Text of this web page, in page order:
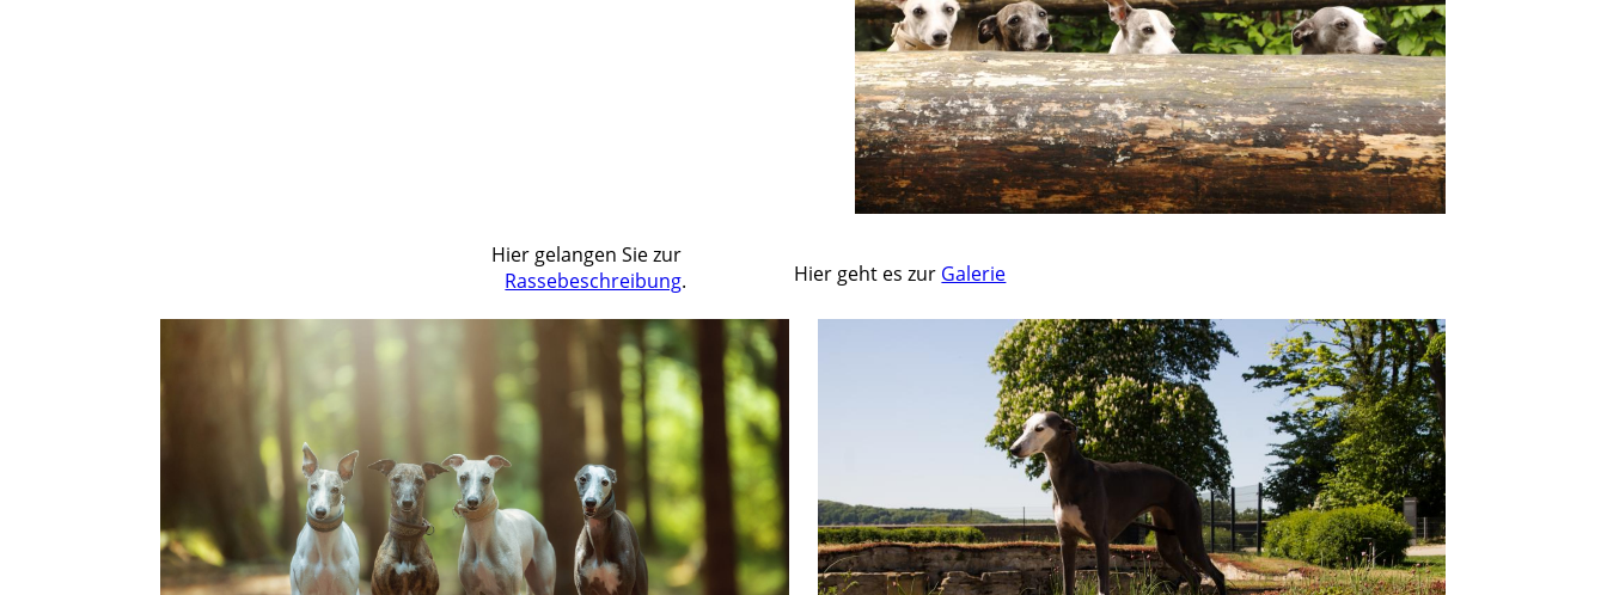
Hier gelangen Sie zur
Rassebeschreibung. Hier geht es zur Galerie